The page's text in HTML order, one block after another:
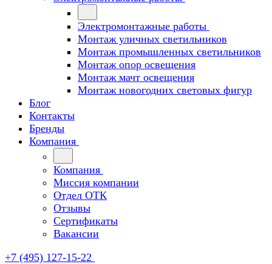
Электромонтажные работы
Монтаж уличных светильников
Монтаж промышленных светильников
Монтаж опор освещения
Монтаж мачт освещения
Монтаж новогодних световых фигур
Блог
Контакты
Бренды
Компания
Компания
Миссия компании
Отдел ОТК
Отзывы
Сертификаты
Вакансии
+7 (495) 127-15-22